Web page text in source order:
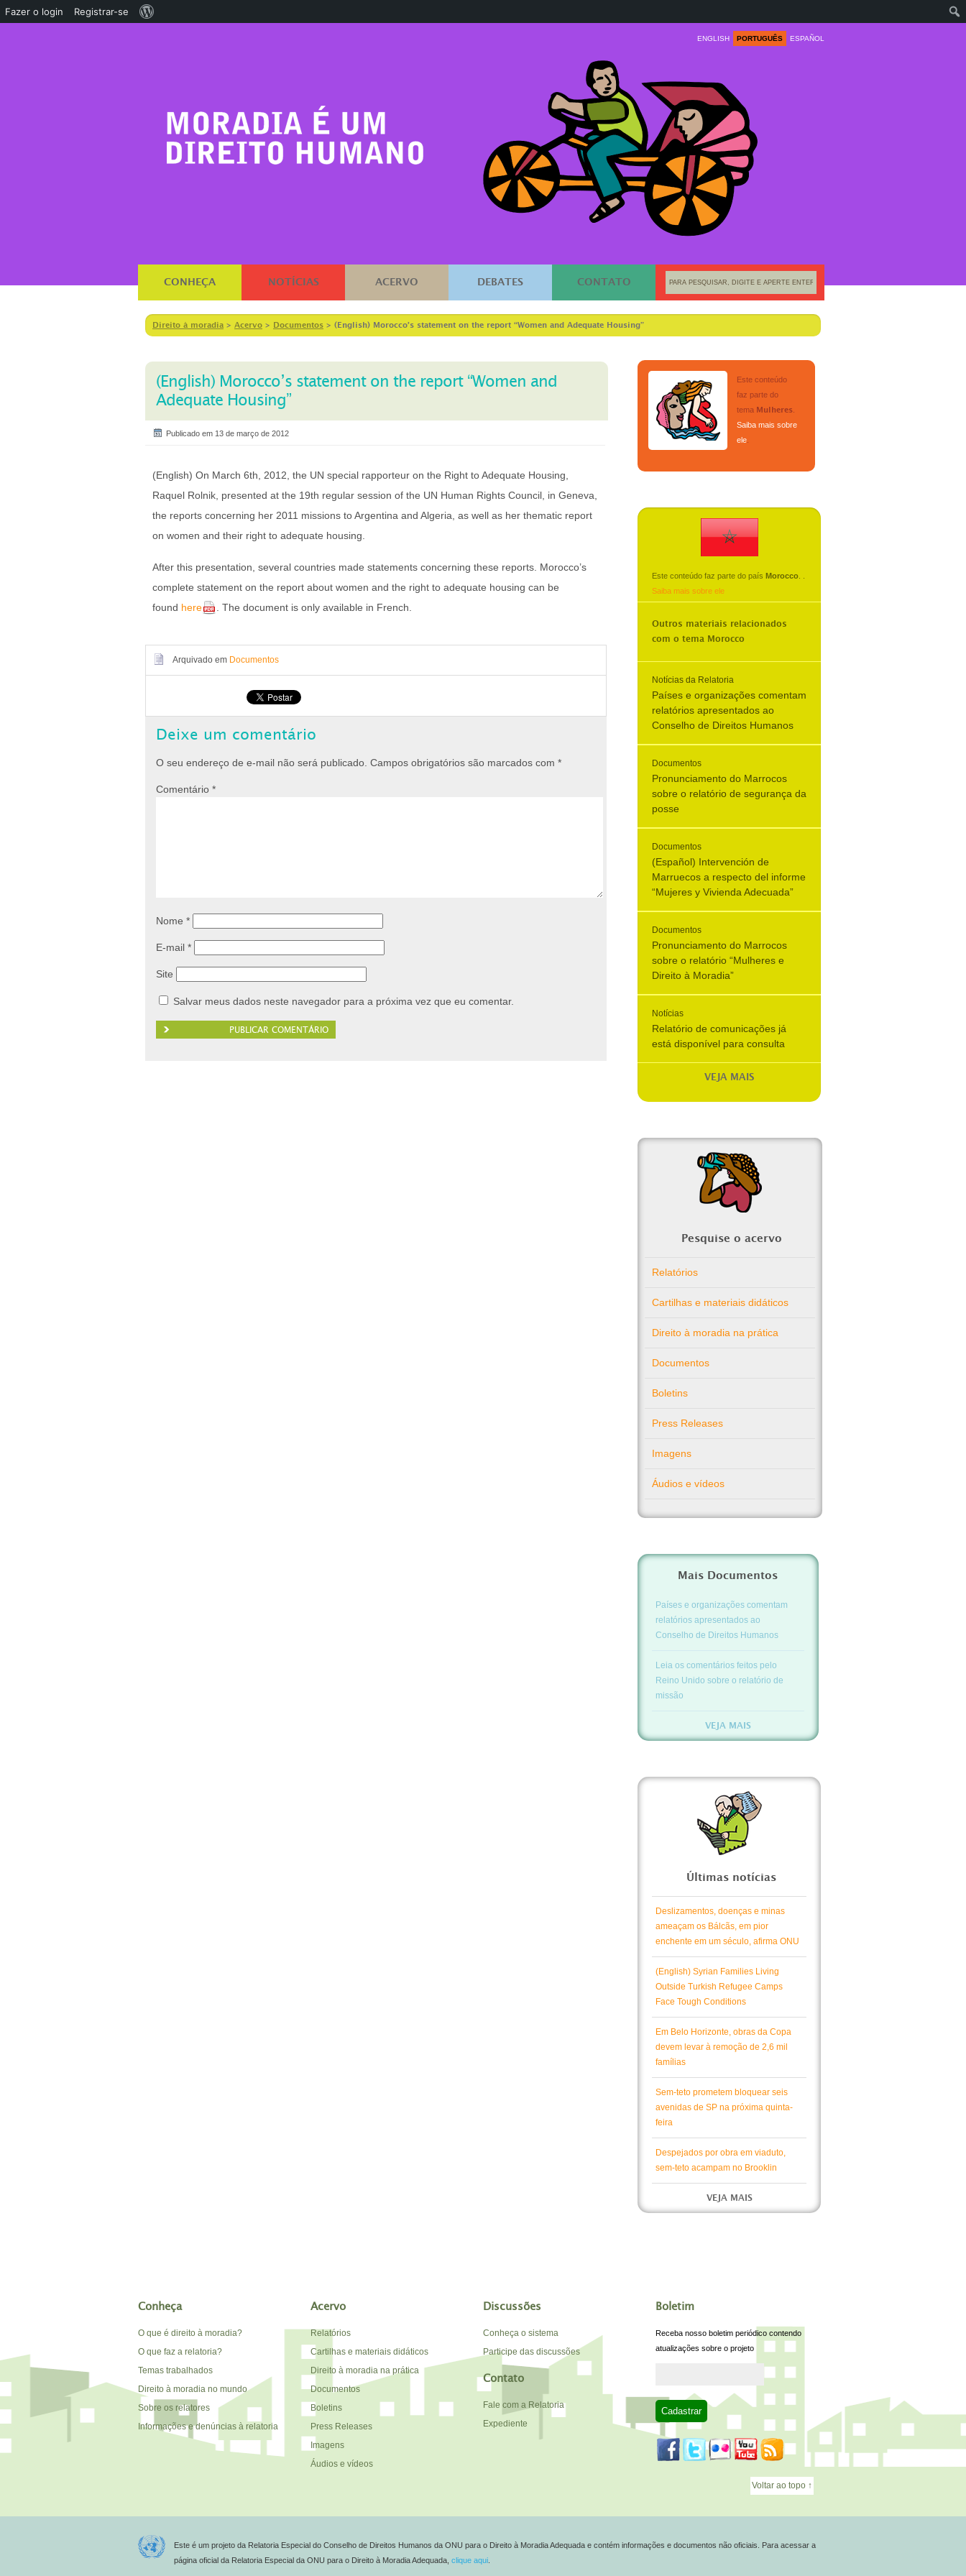
ENGLISH PORTUGUÊS ESPAÑOL
CONHEÇA NOTÍCIAS ACERVO DEBATES CONTATO
Direito à moradia > Acervo > Documentos > (English) Morocco’s statement on the report “Women and Adequate Housing”
(English) Morocco’s statement on the report “Women and
Adequate Housing”
Publicado em 13 de março de 2012
(English) On March 6th, 2012, the UN special rapporteur on the Right to Adequate Housing,
Raquel Rolnik, presented at the 19th regular session of the UN Human Rights Council, in Geneva,
the reports concerning her 2011 missions to Argentina and Algeria, as well as her thematic report
on women and their right to adequate housing.
After this presentation, several countries made statements concerning these reports. Morocco’s
complete statement on the report about women and the right to adequate housing can be
found here . The document is only available in French.
Arquivado em Documentos
Deixe um comentário
O seu endereço de e-mail não será publicado. Campos obrigatórios são marcados com *
Comentário *
Nome *
E-mail *
Site
Salvar meus dados neste navegador para a próxima vez que eu comentar.
Este conteúdo
faz parte do
tema Mulheres
Saiba mais sobre
ele
Este conteúdo faz parte do país Morocco
Saiba mais sobre ele
Outros materiais relacionados
com o tema Morocco
Notícias da Relatoria
Países e organizações comentam
relatórios apresentados ao
Conselho de Direitos Humanos
Documentos
Pronunciamento do Marrocos
sobre o relatório de segurança da
posse
Documentos
(Español) Intervención de
Marruecos a respecto del informe
“Mujeres y Vivienda Adecuada”
Documentos
Pronunciamento do Marrocos
sobre o relatório “Mulheres e
Direito à Moradia”
Notícias
Relatório de comunicações já
está disponível para consulta
VEJA MAIS
Pesquise o acervo
Relatórios
Cartilhas e materiais didáticos
Direito à moradia na prática
Documentos
Boletins
Press Releases
Imagens
Áudios e vídeos
Mais Documentos
Países e organizações comentam
relatórios apresentados ao
Conselho de Direitos Humanos
Leia os comentários feitos pelo
Reino Unido sobre o relatório de
missão
VEJA MAIS
Últimas notícias
Deslizamentos, doenças e minas
ameaçam os Bálcãs, em pior
enchente em um século, afirma ONU
(English) Syrian Families Living
Outside Turkish Refugee Camps
Face Tough Conditions
Em Belo Horizonte, obras da Copa
devem levar à remoção de 2,6 mil
famílias
Sem-teto prometem bloquear seis
avenidas de SP na próxima quinta-
feira
Despejados por obra em viaduto,
sem-teto acampam no Brooklin
VEJA MAIS
Conheça
O que é direito à moradia?
O que faz a relatoria?
Temas trabalhados
Direito à moradia no mundo
Sobre os relatores
Informações e denúncias à relatoria
Acervo
Relatórios
Cartilhas e materiais didáticos
Direito à moradia na prática
Documentos
Boletins
Press Releases
Imagens
Áudios e vídeos
Discussões
Conheça o sistema
Participe das discussões
Contato
Fale com a Relatoria
Expediente
Boletim
Receba nosso boletim periódico contendo
atualizações sobre o projeto
Voltar ao topo ↑
Este é um projeto da Relatoria Especial do Conselho de Direitos Humanos da ONU para o Direito à Moradia Adequada e contém informações e documentos não oficiais. Para acessar a
página oficial da Relatoria Especial da ONU para o Direito à Moradia Adequada, clique aqui
Fazer o login Registrar-se